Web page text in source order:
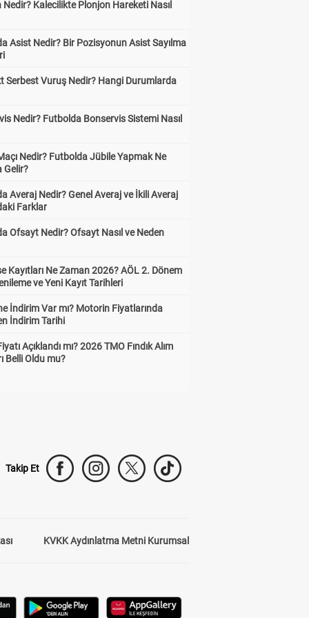
Nedir? Kalecilikte Plonjon Hareketi Nasıl
Asist Nedir? Bir Pozisyonun Asist Sayılma
Serbest Vuruş Nedir? Hangi Durumlarda
Nedir? Futbolda Bonservis Sistemi Nasıl
Nedir? Futbolda Jübile Yapmak Ne
Gelir?
Averaj Nedir? Genel Averaj ve İkili Averaj
Farklar
Ofsayt Nedir? Ofsayt Nasıl ve Neden
Kayıtları Ne Zaman 2026? AÖL 2. Dönem
ve Yeni Kayıt Tarihleri
İndirim Var mı? Motorin Fiyatlarında
İndirim Tarihi
Açıklandı mı? 2026 TMO Fındık Alım
Belli Oldu mu?
Takip Et
KVKK Aydınlatma Metni Kurumsal